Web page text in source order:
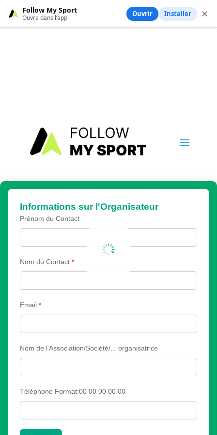
Informations sur l'Organisateur
Prénom du Contact
Nom du Contact *
Email *
Nom de l'Association/Société/... organisatrice
Téléphone Format:00 00 00 00 00
Follow My Sport
Ouvre dans l’app Ouvrir Installer ✕